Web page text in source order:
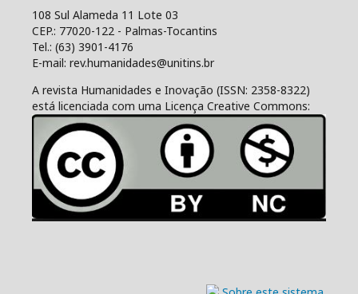
108 Sul Alameda 11 Lote 03
CEP.: 77020-122 - Palmas-Tocantins
Tel.: (63) 3901-4176
E-mail: rev.humanidades@unitins.br
A revista Humanidades e Inovação (ISSN: 2358-8322)
está licenciada com uma Licença Creative Commons: